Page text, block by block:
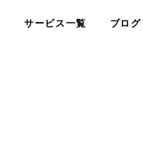
サービス一覧 ブログ